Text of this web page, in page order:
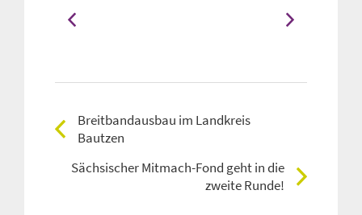
Breitbandausbau im Landkreis
Bautzen
Sächsischer Mitmach-Fond geht in die
zweite Runde!